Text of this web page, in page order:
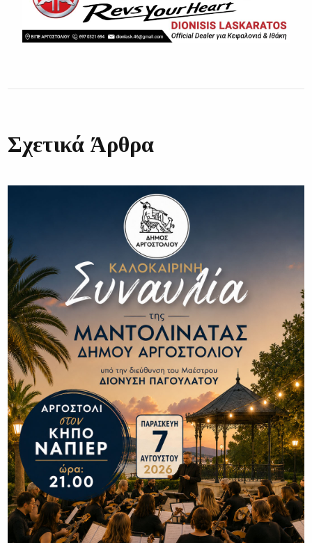
Σχετικά Άρθρα